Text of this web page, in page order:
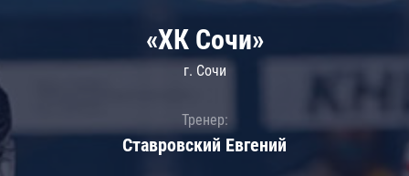
«ХК Сочи»
г. Сочи
Тренер:
Ставровский Евгений